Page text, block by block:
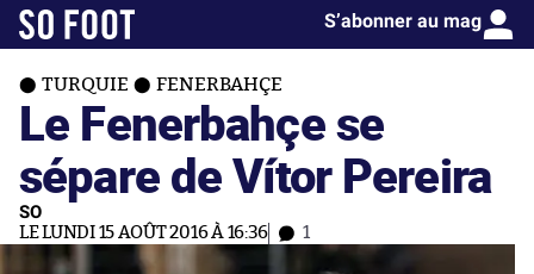
S’abonner au mag
TURQUIE FENERBAHÇE
Le Fenerbahçe se
sépare de Vítor Pereira
SO
LE LUNDI 15 AOÛT 2016 À 16:36 1